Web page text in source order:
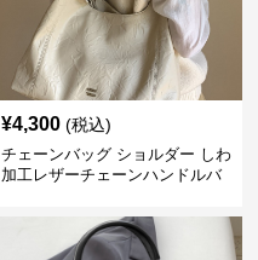
¥4,300 (税込)
チェーンバッグ ショルダー しわ
加工レザーチェーンハンドルバ